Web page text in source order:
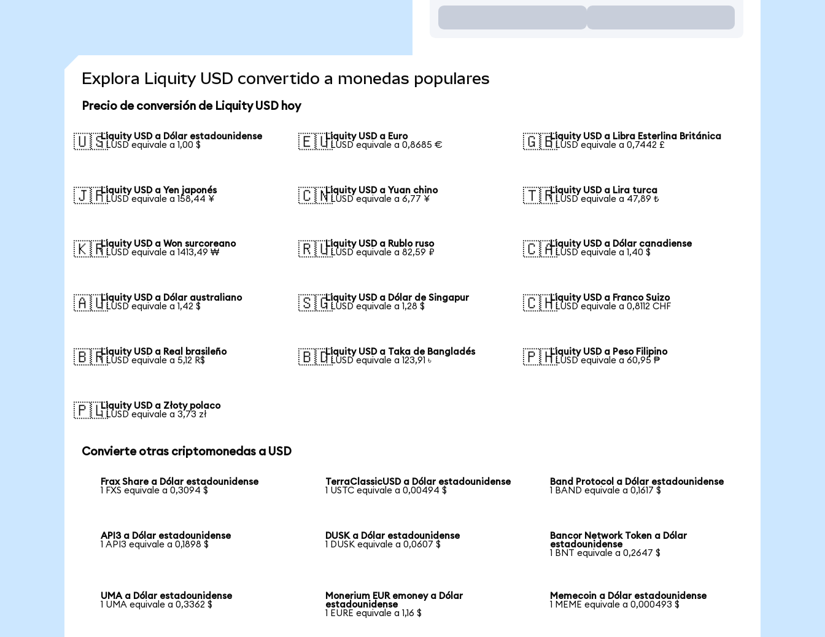
Explora Liquity USD convertido a monedas populares
Precio de conversión de Liquity USD hoy
🇺🇸Liquity USD a Dólar estadounidense
1 LUSD equivale a 1,00 $
🇪🇺Liquity USD a Euro
1 LUSD equivale a 0,8685 €
🇬🇧Liquity USD a Libra Esterlina Británica
1 LUSD equivale a 0,7442 £
🇯🇵Liquity USD a Yen japonés
1 LUSD equivale a 158,44 ¥
🇨🇳Liquity USD a Yuan chino
1 LUSD equivale a 6,77 ¥
🇹🇷Liquity USD a Lira turca
1 LUSD equivale a 47,89 ₺
🇰🇷Liquity USD a Won surcoreano
1 LUSD equivale a 1413,49 ₩
🇷🇺Liquity USD a Rublo ruso
1 LUSD equivale a 82,59 ₽
🇨🇦Liquity USD a Dólar canadiense
1 LUSD equivale a 1,40 $
🇦🇺Liquity USD a Dólar australiano
1 LUSD equivale a 1,42 $
🇸🇬Liquity USD a Dólar de Singapur
1 LUSD equivale a 1,28 $
🇨🇭Liquity USD a Franco Suizo
1 LUSD equivale a 0,8112 CHF
🇧🇷Liquity USD a Real brasileño
1 LUSD equivale a 5,12 R$
🇧🇩Liquity USD a Taka de Bangladés
1 LUSD equivale a 123,91 ৳
🇵🇭Liquity USD a Peso Filipino
1 LUSD equivale a 60,95 ₱
🇵🇱Liquity USD a Złoty polaco
1 LUSD equivale a 3,73 zł
Convierte otras criptomonedas a USD
Frax Share a Dólar estadounidense
1 FXS equivale a 0,3094 $
TerraClassicUSD a Dólar estadounidense
1 USTC equivale a 0,00494 $
Band Protocol a Dólar estadounidense
1 BAND equivale a 0,1617 $
API3 a Dólar estadounidense
1 API3 equivale a 0,1898 $
DUSK a Dólar estadounidense
1 DUSK equivale a 0,0607 $
Bancor Network Token a Dólar
estadounidense
1 BNT equivale a 0,2647 $
UMA a Dólar estadounidense
1 UMA equivale a 0,3362 $
Monerium EUR emoney a Dólar
estadounidense
1 EURE equivale a 1,16 $
Memecoin a Dólar estadounidense
1 MEME equivale a 0,000493 $